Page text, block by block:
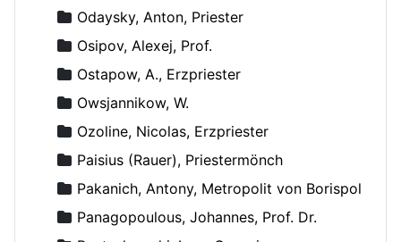
Odaysky, Anton, Priester
Osipov, Alexej, Prof.
Ostapow, A., Erzpriester
Owsjannikow, W.
Ozoline, Nicolas, Erzpriester
Paisius (Rauer), Priestermönch
Pakanich, Antony, Metropolit von Borispol
Panagopoulous, Johannes, Prof. Dr.